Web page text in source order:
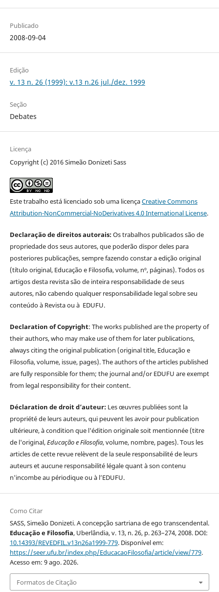
Publicado
2008-09-04
Edição
v. 13 n. 26 (1999): v.13 n.26 jul./dez. 1999
Seção
Debates
Licença
Copyright (c) 2016 Simeão Donizeti Sass
Este trabalho está licenciado sob uma licençaCreative Commons
Attribution-NonCommercial-NoDerivatives 4.0 International License.
Declaração de direitos autorais:Os trabalhos publicados são de
propriedade dos seus autores, que poderão dispor deles para
posteriores publicações, sempre fazendo constar a edição original
(título original, Educação e Filosofia, volume, nº, páginas). Todos os
artigos desta revista são de inteira responsabilidade de seus
autores, não cabendo qualquer responsabilidade legal sobre seu
conteúdo à Revista ou à EDUFU.
Declaration of Copyright: The works published are the property of
their authors, who may make use of them for later publications,
always citing the original publication (original title, Educação e
Filosofia, volume, issue, pages). The authors of the articles published
are fully responsible for them; the journal and/or EDUFU are exempt
from legal responsibility for their content.
Déclaration de droit d’auteur: Les œuvres publiées sont la
propriété de leurs auteurs, qui peuvent les avoir pour publication
ultérieure, à condition que l'édition originale soit mentionnée (titre
de l'original,Educação e Filosofia, volume, nombre, pages). Tous les
articles de cette revue relèvent de la seule responsabilité de leurs
auteurs et aucune responsabilité légale quant à son contenu
n'incombe au périodique ou à l’EDUFU.
Como Citar
SASS, Simeão Donizeti. A concepção sartriana de ego transcendental.
Educação e Filosofia, Uberlândia, v. 13, n. 26, p. 263–274, 2008. DOI:
10.14393/REVEDFIL.v13n26a1999-779. Disponível em:
https://seer.ufu.br/index.php/EducacaoFilosofia/article/view/779.
Acesso em: 9 ago. 2026.
Formatos de Citação